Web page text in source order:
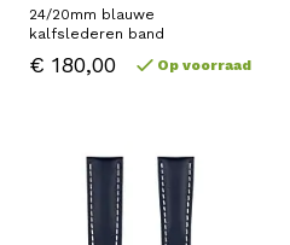
24/20mm blauwe
kalfslederen band
€ 180,00 Op voorraad